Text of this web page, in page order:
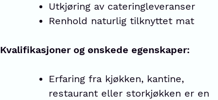
Utkjøring av cateringleveranser
Renhold naturlig tilknyttet mat
Kvalifikasjoner og ønskede egenskaper:
Erfaring fra kjøkken, kantine,
restaurant eller storkjøkken er en